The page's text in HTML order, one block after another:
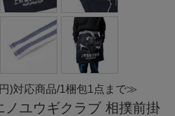
)対応商品/1梱包1点まで≫
ノユウギクラブ 相撲前掛